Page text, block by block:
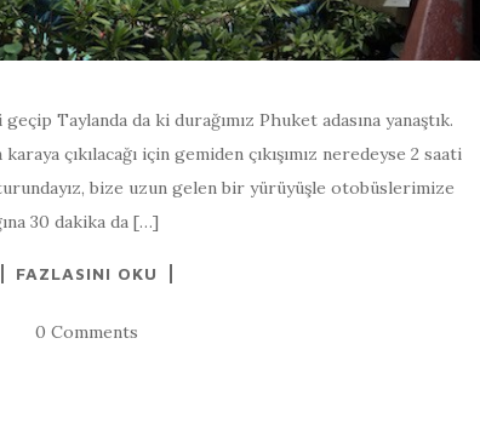
Taylanda da ki durağımız Phuket adasına yanaştık.
çıkılacağı için gemiden çıkışımız neredeyse 2 saati
bize uzun gelen bir yürüyüşle otobüslerimize
30 dakika da […]
FAZLASINI OKU
0 Comments